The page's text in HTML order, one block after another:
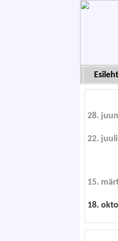
Esileht
28.
22.
15.
18.